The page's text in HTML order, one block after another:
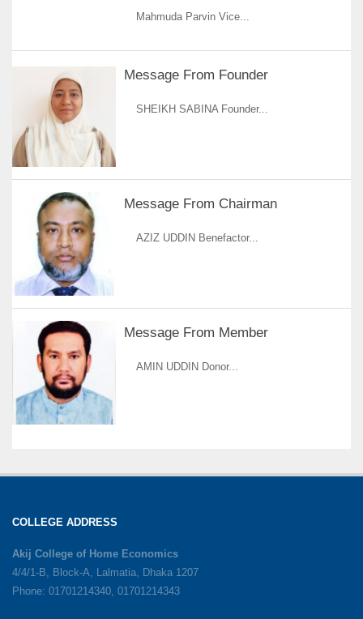
Mahmuda Parvin Vice...
Message From Founder
SHEIKH SABINA Founder...
Message From Chairman
AZIZ UDDIN Benefactor...
Message From Member
AMIN UDDIN Donor...
COLLEGE ADDRESS
Akij College of Home Economics
4/4/1-B, Block-A, Lalmatia, Dhaka 1207
Phone: 01701214340, 01701214343